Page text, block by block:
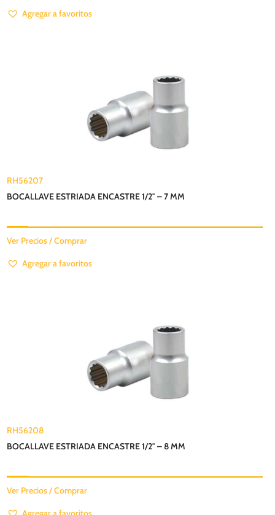
Agregar a favoritos
RH56207
BOCALLAVE ESTRIADA ENCASTRE 1/2″ – 7 MM
Ver Precios / Comprar
Agregar a favoritos
RH56208
BOCALLAVE ESTRIADA ENCASTRE 1/2″ – 8 MM
Ver Precios / Comprar